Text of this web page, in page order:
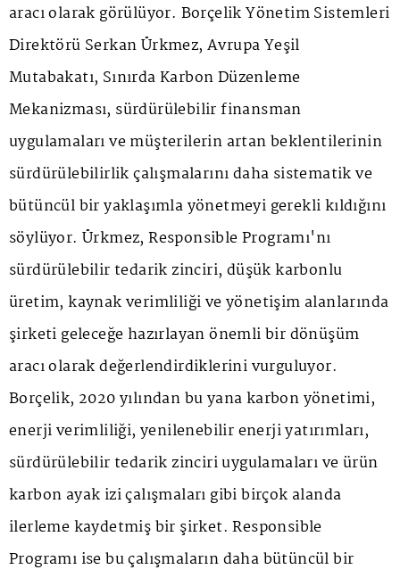
aracı olarak görülüyor. Borçelik Yönetim Sistemleri
Direktörü Serkan Ürkmez, Avrupa Yeşil
Mutabakatı, Sınırda Karbon Düzenleme
Mekanizması, sürdürülebilir finansman
uygulamaları ve müşterilerin artan beklentilerinin
sürdürülebilirlik çalışmalarını daha sistematik ve
bütüncül bir yaklaşımla yönetmeyi gerekli kıldığını
söylüyor. Ürkmez, Responsible Programı'nı
sürdürülebilir tedarik zinciri, düşük karbonlu
üretim, kaynak verimliliği ve yönetişim alanlarında
şirketi geleceğe hazırlayan önemli bir dönüşüm
aracı olarak değerlendirdiklerini vurguluyor.
Borçelik, 2020 yılından bu yana karbon yönetimi,
enerji verimliliği, yenilenebilir enerji yatırımları,
sürdürülebilir tedarik zinciri uygulamaları ve ürün
karbon ayak izi çalışmaları gibi birçok alanda
ilerleme kaydetmiş bir şirket. Responsible
Programı ise bu çalışmaların daha bütüncül bir